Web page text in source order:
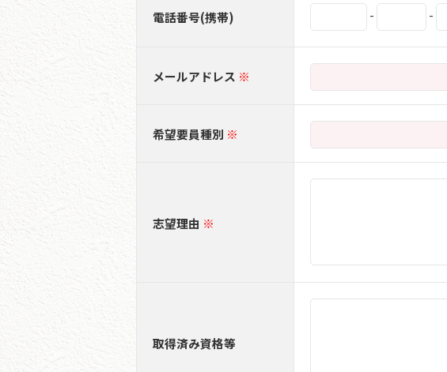
電話番号(携帯) - -
メールアドレス
希望要員種別
志望理由
取得済み資格等